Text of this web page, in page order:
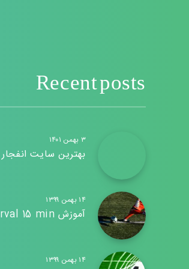
Recent posts
۳ بهمن ۱۴۰۱
بهترین سایت انفجار
۱۴ بهمن ۱۳۹۹
آموزش First goal interval 15 min
۱۴ بهمن ۱۳۹۹